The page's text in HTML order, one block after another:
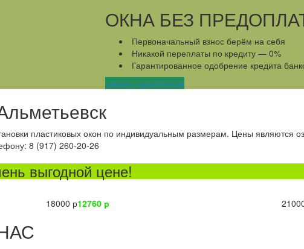
ОКНА БЕЗ
Первоначальный взнос берём на себя
Никакой переплаты по кредиту — 0%
Гарантированное одобрение кредита
узнать подробности
пластиковых окон по индивидуальным размерам. Цены являются
8 (917) 260-20-26
выгодной цене!
18000 р12760 р